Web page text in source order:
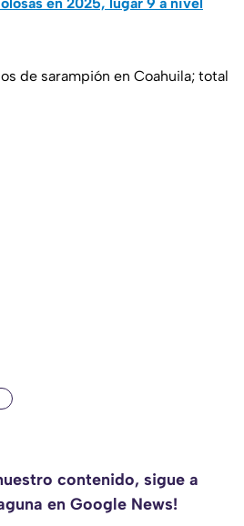
de sarampión en Coahuila; total
contenido, sigue a
en Google News!